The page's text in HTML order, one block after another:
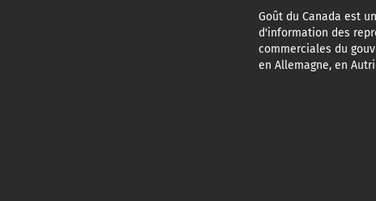
Goût du Canada est
d'information des
commerciales du
en Allemagne, en